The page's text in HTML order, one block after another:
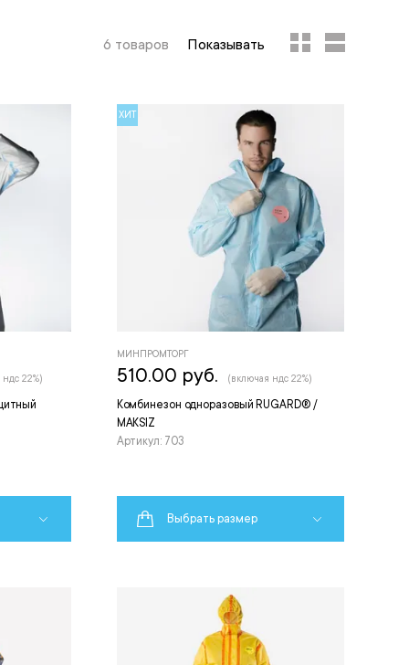
6 товаров Показывать
22%)
ХИТ
Комбинезон одноразовый RUGARD® /
MAKSIZ
Артикул: 703
МИНПРОМТОРГ
510.00 руб. (включая ндс 22%)
Выбрать размер